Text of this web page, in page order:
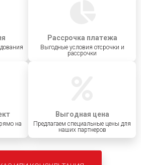
Рассрочка платежа
Выгодные условия отсрочки и
рассрочки
на
Выгодная цена
Предлагаем специальные цены для
наших партнеров